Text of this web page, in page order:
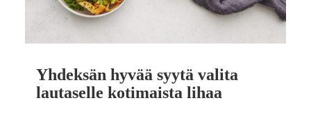
Yhdeksän hyvää syytä valita
lautaselle kotimaista lihaa